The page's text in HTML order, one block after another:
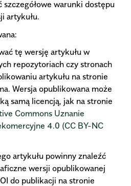
szczegółowe warunki dostępu
artykułu.
tę wersję artykułu w
repozytoriach czy stronach
artykułu na stronie
Wersja opublikowana może
samą licencją, jak na stronie
Commons Uznanie
4.0 (CC BY-NC
artykułu powinny znaleźć
wersji opublikowanej
do publikacji na stronie